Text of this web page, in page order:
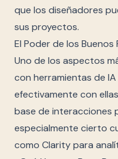
que los diseñadores
sus proyectos.
El Poder de los Buenos
Uno de los aspectos
con herramientas de
efectivamente con
base de interacciones
especialmente cierto
como Clarity para